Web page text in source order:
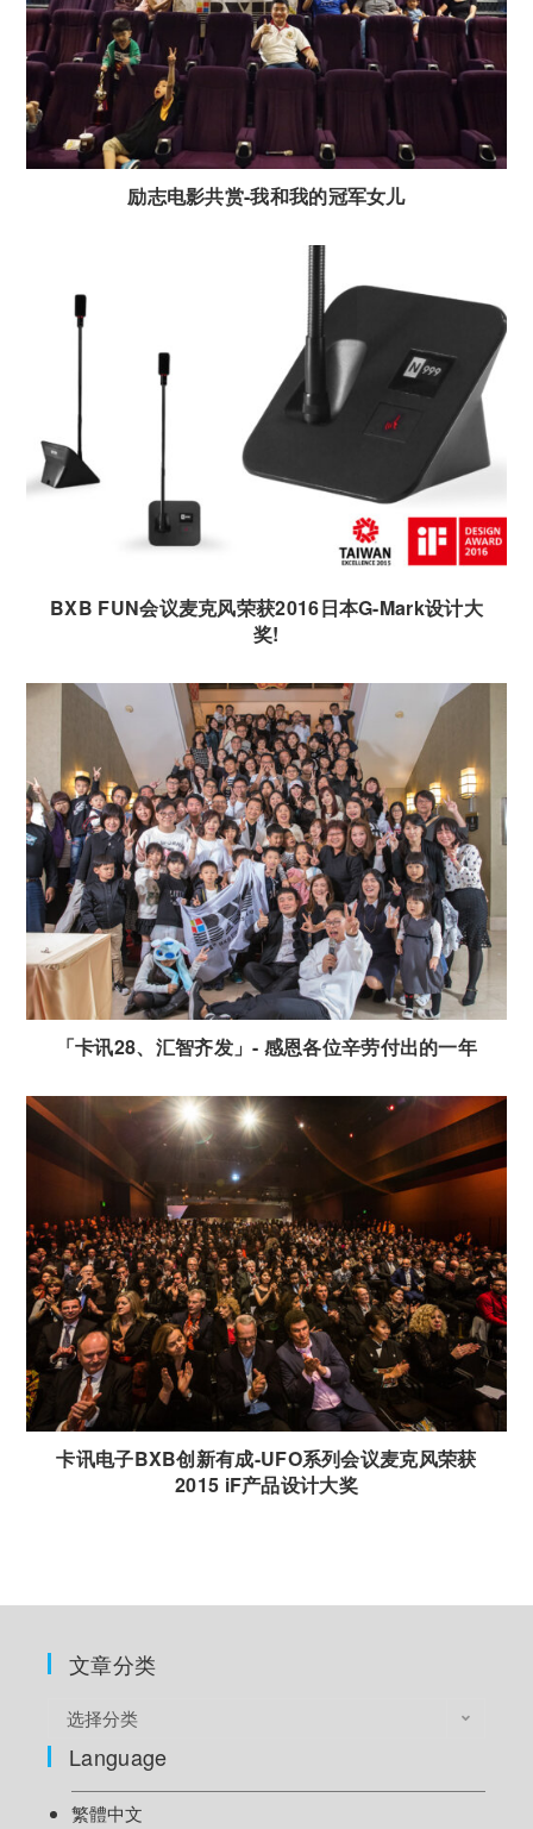
励志电影共赏-我和我的冠军女儿
BXB FUN会议麦克风荣获2016日本G-Mark设计大
奖!
「卡讯28、汇智齐发」- 感恩各位辛劳付出的一年
卡讯电子BXB创新有成-UFO系列会议麦克风荣获
2015 iF产品设计大奖
文章分类
选择分类
Language
繁體中文